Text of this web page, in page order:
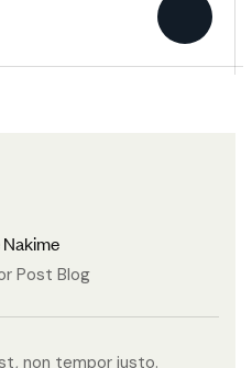
Post Blog
non tempor justo.